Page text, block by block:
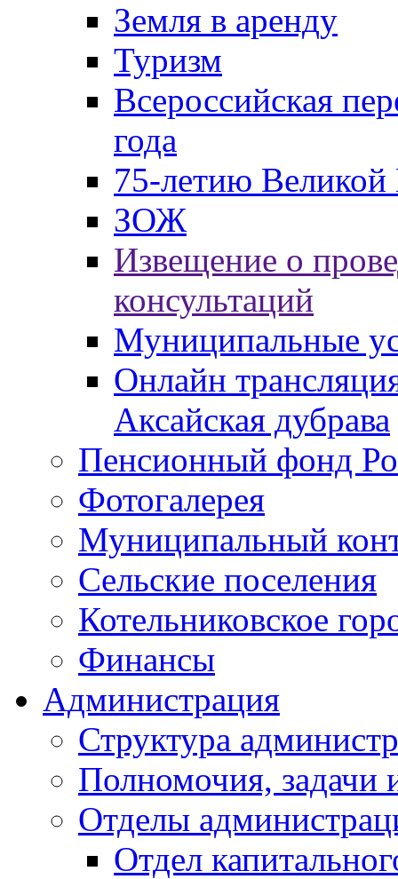
Земля в аренду
Туризм
Всероссийская
года
75-летию
ЗОЖ
Извещение о
консультаций
Муниципальные
Онлайн
Аксайская дубрава
Пенсионный фонд
Фотогалерея
Муниципальный
Сельские поселения
Котельниковское
Финансы
Администрация
Структура
Полномочия, задачи
Отделы
Отдел